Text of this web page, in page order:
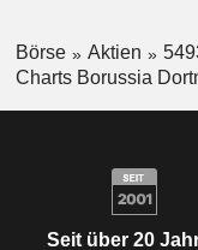
Börse Aktien
Charts Borussia
Seit über 20